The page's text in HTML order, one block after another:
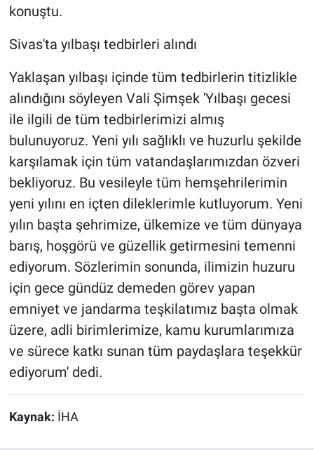
konuştu.
Sivas'ta yılbaşı tedbirleri alındı
Yaklaşan yılbaşı içinde tüm tedbirlerin titizlikle
alındığını söyleyen Vali Şimşek 'Yılbaşı gecesi
ile ilgili de tüm tedbirlerimizi almış
bulunuyoruz. Yeni yılı sağlıklı ve huzurlu şekilde
karşılamak için tüm vatandaşlarımızdan özveri
bekliyoruz. Bu vesileyle tüm hemşehrilerimin
yeni yılını en içten dileklerimle kutluyorum. Yeni
yılın başta şehrimize, ülkemize ve tüm dünyaya
barış, hoşgörü ve güzellik getirmesini temenni
ediyorum. Sözlerimin sonunda, ilimizin huzuru
için gece gündüz demeden görev yapan
emniyet ve jandarma teşkilatımız başta olmak
üzere, adli birimlerimize, kamu kurumlarımıza
ve sürece katkı sunan tüm paydaşlara teşekkür
ediyorum' dedi.
Kaynak: İHA